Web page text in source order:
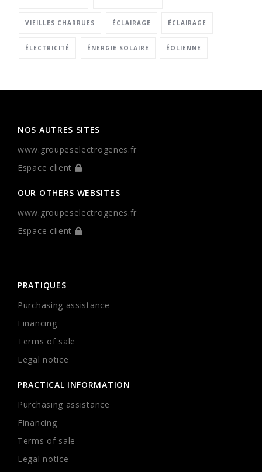
VIEILLES CHARRUES ÉCLAIRAGE ÉCLAIRAGE
ÉLECTRICITÉ ÉNERGIE SOLAIRE ÉOLIENNE
NOS AUTRES SITES
www.groupeselectrogenes.fr
Espace client
OUR OTHERS WEBSITES
www.groupeselectrogenes.fr
Espace client
PRATIQUES
Purchasing assistance
Financing
Terms of sale
Legal notice
PRACTICAL INFORMATION
Purchasing assistance
Financing
Terms of sale
Legal notice